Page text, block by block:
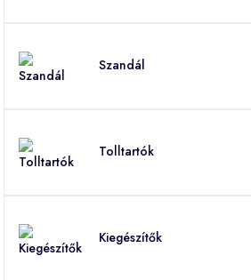
Szandál
Tolltartók
Kiegészítők